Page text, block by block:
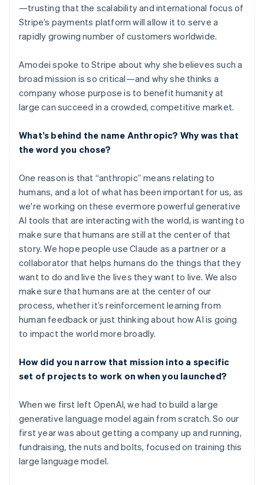
—trusting that the scalability and international focus of
Stripe’s payments platform will allow it to serve a
rapidly growing number of customers worldwide.
Amodei spoke to Stripe about why she believes such a
broad mission is so critical—and why she thinks a
company whose purpose is to benefit humanity at
large can succeed in a crowded, competitive market.
What’s behind the name Anthropic? Why was that
the word you chose?
One reason is that “anthropic” means relating to
humans, and a lot of what has been important for us, as
we're working on these evermore powerful generative
AI tools that are interacting with the world, is wanting to
make sure that humans are still at the center of that
story. We hope people use Claude as a partner or a
collaborator that helps humans do the things that they
want to do and live the lives they want to live. We also
make sure that humans are at the center of our
process, whether it’s reinforcement learning from
human feedback or just thinking about how AI is going
to impact the world more broadly.
How did you narrow that mission into a specific
set of projects to work on when you launched?
When we first left OpenAI, we had to build a large
generative language model again from scratch. So our
first year was about getting a company up and running,
fundraising, the nuts and bolts, focused on training this
large language model.